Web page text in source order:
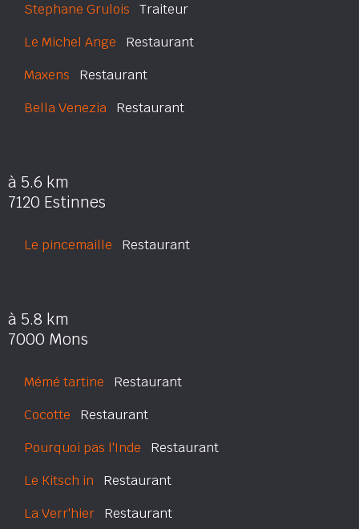
Stephane Grulois Traiteur
Le Michel Ange Restaurant
Maxens Restaurant
Bella Venezia Restaurant
à 5.6 km
7120 Estinnes
Le pincemaille Restaurant
à 5.8 km
7000 Mons
Mémé tartine Restaurant
Cocotte Restaurant
Pourquoi pas l'Inde Restaurant
Le Kitsch in Restaurant
La Verr'hier Restaurant